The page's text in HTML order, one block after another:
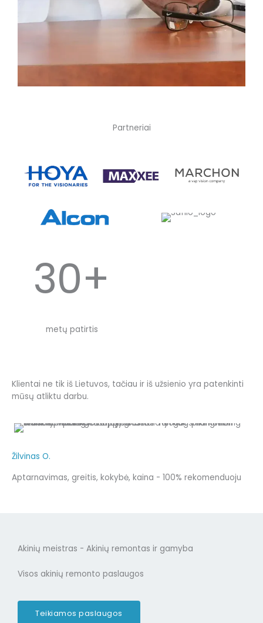
Partneriai
30+
metų patirtis
Klientai ne tik iš Lietuvos, tačiau ir iš užsienio yra patenkinti
mūsų atliktu darbu.
Žilvinas O.
Aptarnavimas, greitis, kokybė, kaina - 100% rekomenduoju
Akinių meistras - Akinių remontas ir gamyba
Visos akinių remonto paslaugos
Teikiamos paslaugos